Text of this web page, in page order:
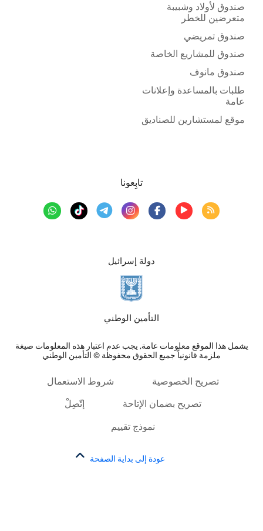
صندوق لأولاد وشبيبة
متعرضين للخطر
صندوق تمريضي
صندوق للمشاريع الخاصة
صندوق مانوف
طلبات بالمساعدة وإعلانات
عامة
موقع لمستشارين للصناديق
دولة إسرائيل
التأمين الوطني
يشمل هذا الموقع معلومات عامة, يجب عدم اعتبار هذه المعلومات صيغة
ملزمة قانونياً جميع الحقوق محفوظة © التأمين الوطني
تابِعونا
تصريح الخصوصية شروط الاستعمال
تصريح بضمان الإتاحة إتّصِلْ
نموذج تقييم
عودة إلى بداية الصفحة